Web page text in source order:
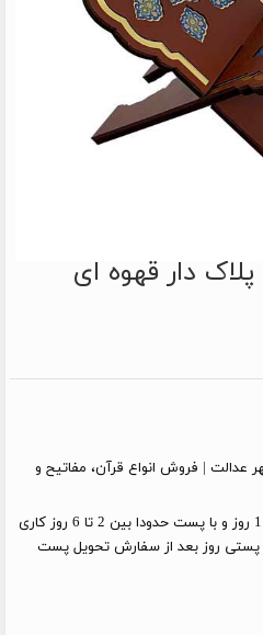
عدالت | فروش انواع قرآن، مفاتیح و
با پیک در تهران 1 روز و با پست حدودا بین 2 تا 6 روز کاری
پستی روز بعد از سفارش تحویل پست